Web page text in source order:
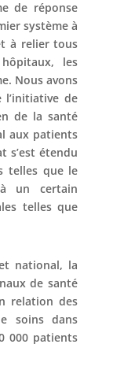
de réponse
système à
à relier tous
les
Nous avons
l’initiative de
de la santé
aux patients
s’est étendu
telles que le
un certain
telles que
national, la
de santé
relation des
soins dans
000 patients